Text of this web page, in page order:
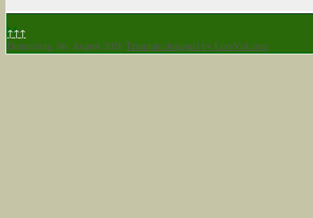
↑↑↑
Donnerstag, 06. August 2026 Template designed by LernVid.com